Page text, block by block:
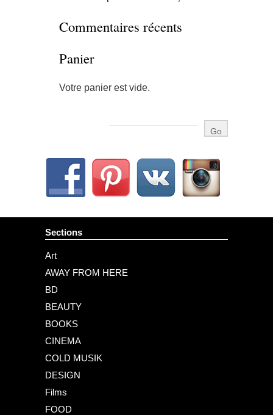
Commentaires récents
Panier
Votre panier est vide.
Sections
Art
AWAY FROM HERE
BD
BEAUTY
BOOKS
CINEMA
COLD MUSIK
DESIGN
Films
FOOD